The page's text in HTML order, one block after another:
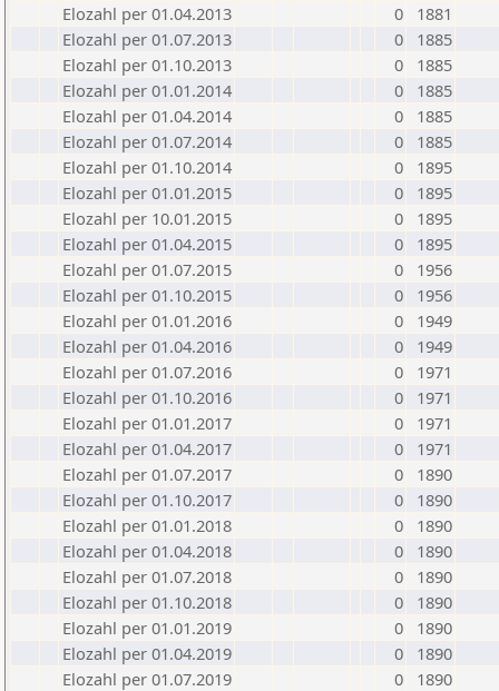
Elozahl per 01.04.2013
0
1881
Elozahl per 01.07.2013
0
1885
Elozahl per 01.10.2013
0
1885
Elozahl per 01.01.2014
0
1885
Elozahl per 01.04.2014
0
1885
Elozahl per 01.07.2014
0
1885
Elozahl per 01.10.2014
0
1895
Elozahl per 01.01.2015
0
1895
Elozahl per 10.01.2015
0
1895
Elozahl per 01.04.2015
0
1895
Elozahl per 01.07.2015
0
1956
Elozahl per 01.10.2015
0
1956
Elozahl per 01.01.2016
0
1949
Elozahl per 01.04.2016
0
1949
Elozahl per 01.07.2016
0
1971
Elozahl per 01.10.2016
0
1971
Elozahl per 01.01.2017
0
1971
Elozahl per 01.04.2017
0
1971
Elozahl per 01.07.2017
0
1890
Elozahl per 01.10.2017
0
1890
Elozahl per 01.01.2018
0
1890
Elozahl per 01.04.2018
0
1890
Elozahl per 01.07.2018
0
1890
Elozahl per 01.10.2018
0
1890
Elozahl per 01.01.2019
0
1890
Elozahl per 01.04.2019
0
1890
Elozahl per 01.07.2019
0
1890